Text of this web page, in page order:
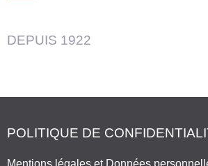
DEPUIS 1922
POLITIQUE DE
Mentions légales et Données